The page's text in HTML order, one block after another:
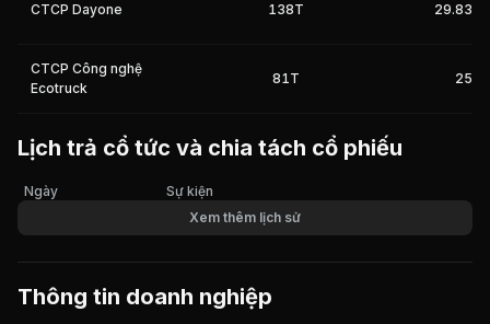
CTCP Dayone 138T 29.83%
CTCP Công nghệ
Ecotruck
81T 25%
Lịch trả cổ tức và chia tách cổ phiếu
Ngày
Sự kiện
Xem thêm lịch sử
Thông tin doanh nghiệp